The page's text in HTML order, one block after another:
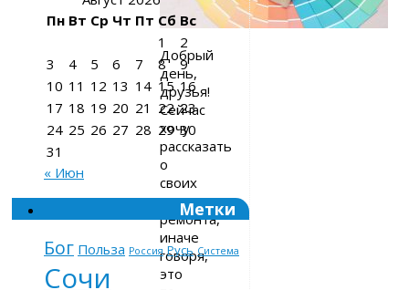
Добрый
день,
друзья!
Сейчас
хочу
рассказать
о
своих
правилах
ремонта,
иначе
говоря,
это
Пн Вт Ср Чт Пт Сб Вс
1
2
3
4 5 6 7 8
9
10 11 12 13 14 15 16
17 18 19 20 21 22 23
24 25 26 27 28 29 30
31
« Июн
Метки
Бог Польза Россия Русь Система
Сочи